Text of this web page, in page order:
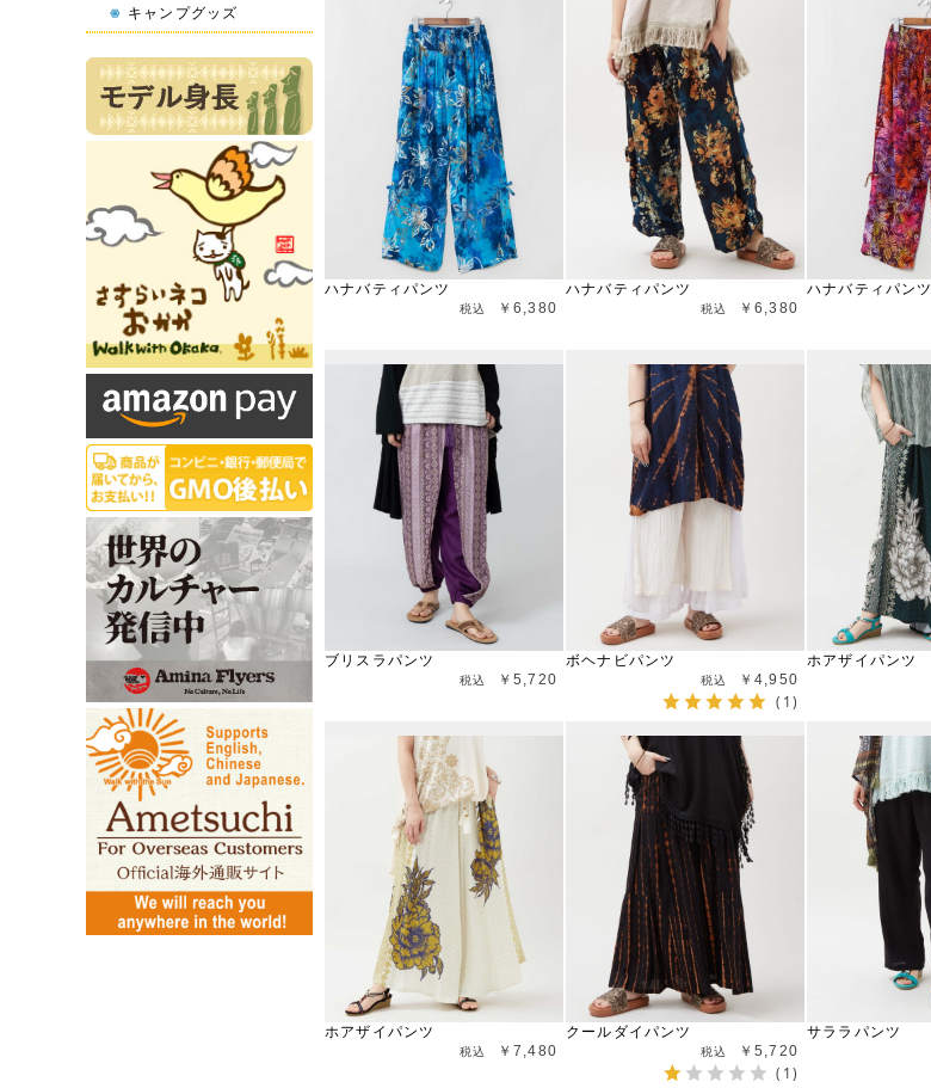
ハナバティパンツ
￥6,380
ハナバティパンツ
￥6,380
ハナバティパンツ
ブリスラパンツ
￥5,720
ボヘナビパンツ
￥4,950
(1)
ホアザイパンツ
ホアザイパンツ
￥7,480
クールダイパンツ
￥5,720
(1)
サララパンツ
キャンプグッズ